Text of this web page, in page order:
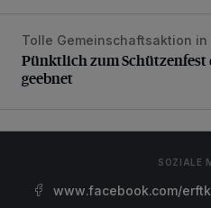
Pünktlich zum Schützenfest
Tolle Gemeinschaftsaktion
Pünktlich zum Schützenfest
geebnet
SOZIALE
www.facebook.com/